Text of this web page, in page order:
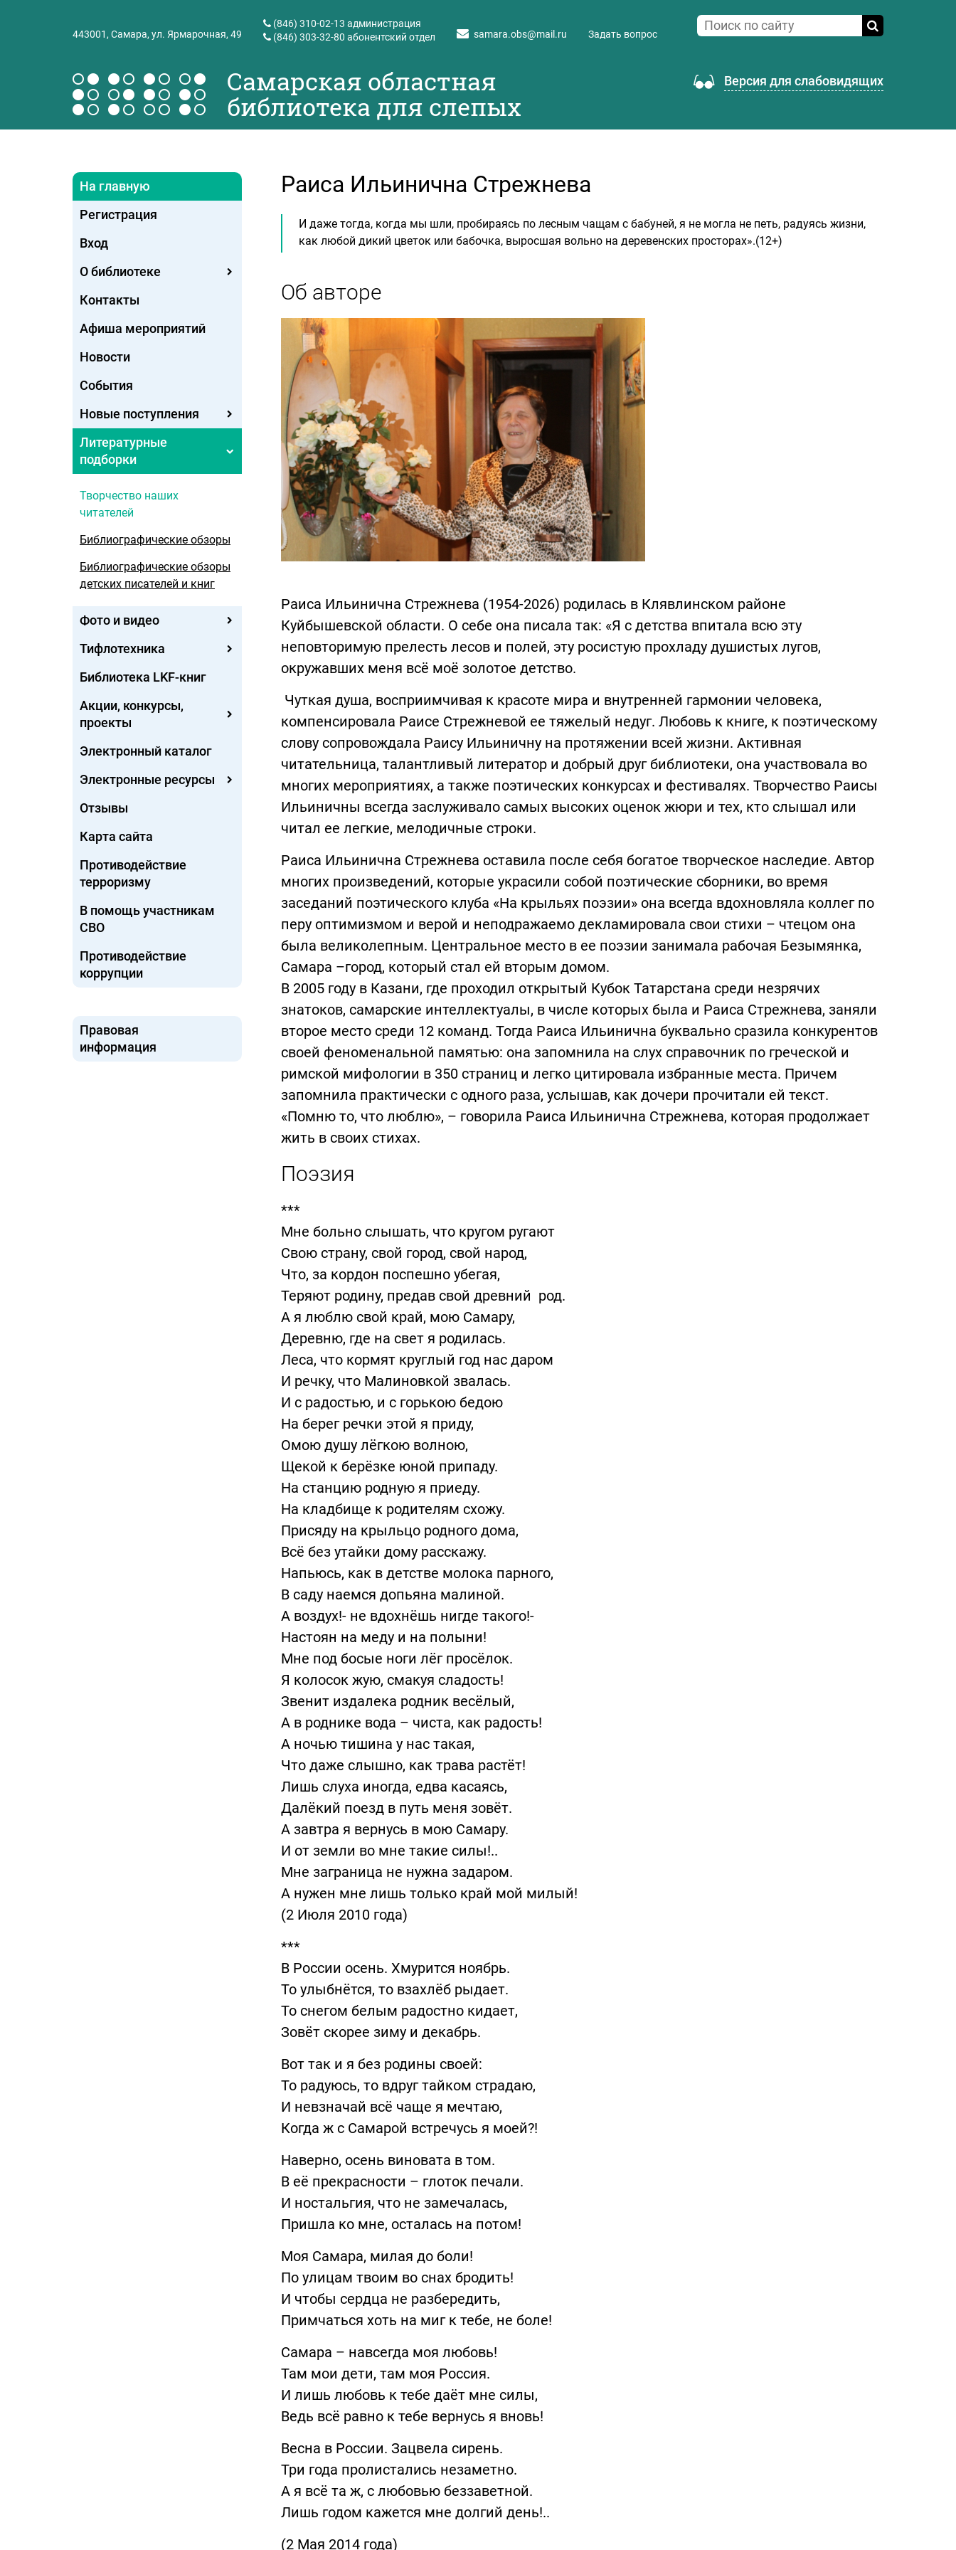
443001, Самара, ул. Ярмарочная, 49
(846) 310-02-13 администрация
(846) 303-32-80 абонентский отдел samara.obs@mail.ru Задать вопрос
Самарская областная
библиотека для слепых
Версия для слабовидящих
На главную
Регистрация
Вход
О библиотеке
Контакты
Афиша мероприятий
Новости
События
Новые поступления
Литературные
подборки
Творчество наших
читателей
Библиографические обзоры
Библиографические обзоры
детских писателей и книг
Фото и видео
Тифлотехника
Библиотека LKF-книг
Акции, конкурсы,
проекты
Электронный каталог
Электронные ресурсы
Отзывы
Карта сайта
Противодействие
терроризму
В помощь участникам
СВО
Противодействие
коррупции
Правовая
информация
Раиса Ильинична Стрежнева
И даже тогда, когда мы шли, пробираясь по лесным чащам с бабуней, я не могла не петь, радуясь жизни,
как любой дикий цветок или бабочка, выросшая вольно на деревенских просторах».(12+)
Об авторе
Раиса Ильинична Стрежнева (1954-2026) родилась в Клявлинском районе
Куйбышевской области. О себе она писала так: «Я с детства впитала всю эту
неповторимую прелесть лесов и полей, эту росистую прохладу душистых лугов,
окружавших меня всё моё золотое детство.
Чуткая душа, восприимчивая к красоте мира и внутренней гармонии человека,
компенсировала Раисе Стрежневой ее тяжелый недуг. Любовь к книге, к поэтическому
слову сопровождала Раису Ильиничну на протяжении всей жизни. Активная
читательница, талантливый литератор и добрый друг библиотеки, она участвовала во
многих мероприятиях, а также поэтических конкурсах и фестивалях. Творчество Раисы
Ильиничны всегда заслуживало самых высоких оценок жюри и тех, кто слышал или
читал ее легкие, мелодичные строки.
Раиса Ильинична Стрежнева оставила после себя богатое творческое наследие. Автор
многих произведений, которые украсили собой поэтические сборники, во время
заседаний поэтического клуба «На крыльях поэзии» она всегда вдохновляла коллег по
перу оптимизмом и верой и неподражаемо декламировала свои стихи – чтецом она
была великолепным. Центральное место в ее поэзии занимала рабочая Безымянка,
Самара –город, который стал ей вторым домом.
В 2005 году в Казани, где проходил открытый Кубок Татарстана среди незрячих
знатоков, самарские интеллектуалы, в числе которых была и Раиса Стрежнева, заняли
второе место среди 12 команд. Тогда Раиса Ильинична буквально сразила конкурентов
своей феноменальной памятью: она запомнила на слух справочник по греческой и
римской мифологии в 350 страниц и легко цитировала избранные места. Причем
запомнила практически с одного раза, услышав, как дочери прочитали ей текст.
«Помню то, что люблю», – говорила Раиса Ильинична Стрежнева, которая продолжает
жить в своих стихах.
Поэзия
***
Мне больно слышать, что кругом ругают
Свою страну, свой город, свой народ,
Что, за кордон поспешно убегая,
Теряют родину, предав свой древний род.
А я люблю свой край, мою Самару,
Деревню, где на свет я родилась.
Леса, что кормят круглый год нас даром
И речку, что Малиновкой звалась.
И с радостью, и с горькою бедою
На берег речки этой я приду,
Омою душу лёгкою волною,
Щекой к берёзке юной припаду.
На станцию родную я приеду.
На кладбище к родителям схожу.
Присяду на крыльцо родного дома,
Всё без утайки дому расскажу.
Напьюсь, как в детстве молока парного,
В саду наемся допьяна малиной.
А воздух!- не вдохнёшь нигде такого!-
Настоян на меду и на полыни!
Мне под босые ноги лёг просёлок.
Я колосок жую, смакуя сладость!
Звенит издалека родник весёлый,
А в роднике вода – чиста, как радость!
А ночью тишина у нас такая,
Что даже слышно, как трава растёт!
Лишь слуха иногда, едва касаясь,
Далёкий поезд в путь меня зовёт.
А завтра я вернусь в мою Самару.
И от земли во мне такие силы!..
Мне заграница не нужна задаром.
А нужен мне лишь только край мой милый!
(2 Июля 2010 года)
***
В России осень. Хмурится ноябрь.
То улыбнётся, то взахлёб рыдает.
То снегом белым радостно кидает,
Зовёт скорее зиму и декабрь.
Вот так и я без родины своей:
То радуюсь, то вдруг тайком страдаю,
И невзначай всё чаще я мечтаю,
Когда ж с Самарой встречусь я моей?!
Наверно, осень виновата в том.
В её прекрасности – глоток печали.
И ностальгия, что не замечалась,
Пришла ко мне, осталась на потом!
Моя Самара, милая до боли!
По улицам твоим во снах бродить!
И чтобы сердца не разбередить,
Примчаться хоть на миг к тебе, не боле!
Самара – навсегда моя любовь!
Там мои дети, там моя Россия.
И лишь любовь к тебе даёт мне силы,
Ведь всё равно к тебе вернусь я вновь!
Весна в России. Зацвела сирень.
Три года пролистались незаметно.
А я всё та ж, с любовью беззаветной.
Лишь годом кажется мне долгий день!..
(2 Мая 2014 года)